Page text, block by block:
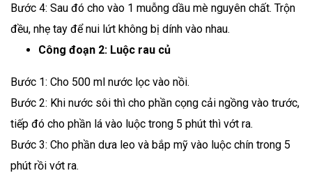
Bước 4: Sau đó cho vào 1 muỗng dầu mè nguyên chất. Trộn
đều, nhẹ tay để nui lứt không bị dính vào nhau.
Công đoạn 2: Luộc rau củ
Bước 1: Cho 500 ml nước lọc vào nồi.
Bước 2: Khi nước sôi thì cho phần cọng cải ngồng vào trước,
tiếp đó cho phần lá vào luộc trong 5 phút thì vớt ra.
Bước 3: Cho phần dưa leo và bắp mỹ vào luộc chín trong 5
phút rồi vớt ra.